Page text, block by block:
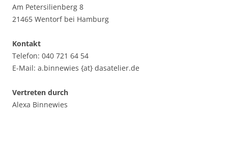
Am Petersilienberg 8
21465 Wentorf bei Hamburg
Kontakt
Telefon: 040 721 64 54
E-Mail: a.binnewies {at} dasatelier.de
Vertreten durch
Alexa Binnewies